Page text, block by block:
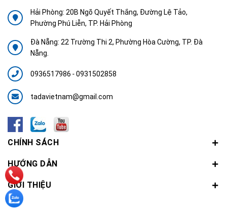
Hải Phòng: 20B Ngõ Quyết Thắng, Đường Lệ Tảo,
Phường Phú Liễn, TP. Hải Phòng
Đà Nẵng: 22 Trường Thi 2, Phường Hòa Cường, TP. Đà
Nẵng.
0936517986 -0931502858
tadavietnam@gmail.com
CHÍNH SÁCH
HƯỚNG DẪN
GIỚI THIỆU